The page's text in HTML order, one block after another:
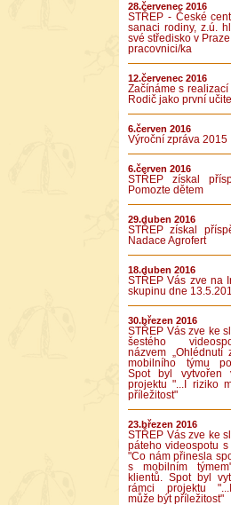
28.červenec 2016
STŘEP - České
sanaci rodiny, z.ú.
své středisko v
pracovnici/ka
12.červenec 2016
Začínáme s realizací
Rodič jako první
6.červen 2016
Výroční zpráva 2015
6.červen 2016
STŘEP získal
Pomozte dětem
29.duben 2016
STŘEP získal
Nadace Agrofert
18.duben 2016
STŘEP Vás zve na
skupinu dne
30.březen 2016
STŘEP Vás zve ke
šestého
názvem „Ohlédnutí
mobilního týmu
Spot byl vytvořen
projektu "...I riziko
příležitost"
23.březen 2016
STŘEP Vás zve ke
páteho videospotu s
"Co nám přinesla
s mobilním
klientů. Spot byl
rámci projektu
může být příležitost"